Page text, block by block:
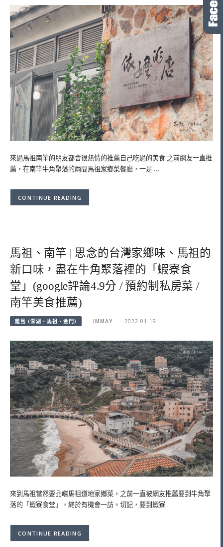
來過馬祖南竿的朋友都會很熱情的推薦自己吃過的美食 之前網友一直推
薦，在南竿牛角聚落的兩間馬祖家鄉菜餐廳，一是 …
CONTINUE READING
馬祖、南竿 | 思念的台灣家鄉味、馬祖的
新口味，盡在牛角聚落裡的「蝦寮食
堂」(google評論4.9分 / 預約制私房菜 /
南竿美食推薦)
離島 (澎湖、馬祖、金門) IMMAY 2022-01-19
來到馬祖當然要品嚐馬祖道地家鄉菜，之前一直被網友推薦要到牛角聚
落的「蝦寮食堂」，終於有機會一訪。切記，要到蝦寮…
CONTINUE READING